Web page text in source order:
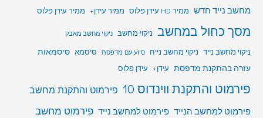
מחשב נייד חדש ממיר HD עידן פלוס ממיר עידן+ ממיר עידן פלוס
מסך כחול במחשב ניקוי מחשב ניקוי מחשב מאבק
ניקוי מחשב נייד ניקוי מחשב נייח סיוע עם מדפסת סיסמא סיסמאות
עזרה בהתקנת מדפסת עידן+ עידן פלוס
פירמוט והתקנת ווינדוס 10 פירמוט והתקנת מחשב
פירמוט למחשב הנייד פירמוט למחשב נייד פירמוט מחשב